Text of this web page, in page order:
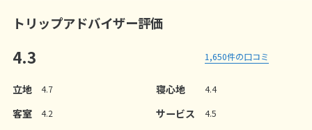
トリップアドバイザー評価
4.3 1,650件の口コミ
立地 4.7 寝心地 4.4
客室 4.2 サービス 4.5